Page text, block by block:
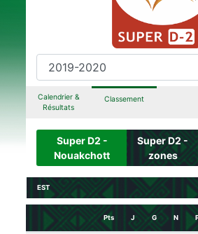
Calendrier &
Résultats
Classement
Super D2 -
Nouakchott
Super D2 -
zones
EST
Pts J G N